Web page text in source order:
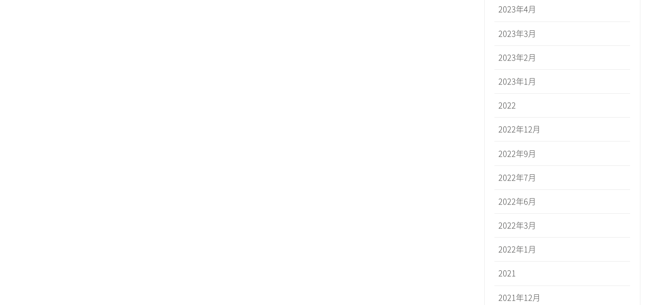
2023年4月
2023年3月
2023年2月
2023年1月
2022
2022年12月
2022年9月
2022年7月
2022年6月
2022年3月
2022年1月
2021
2021年12月